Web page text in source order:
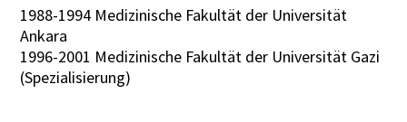
1988-1994 Medizinische Fakultät der Universität
Ankara
1996-2001 Medizinische Fakultät der Universität Gazi
(Spezialisierung)